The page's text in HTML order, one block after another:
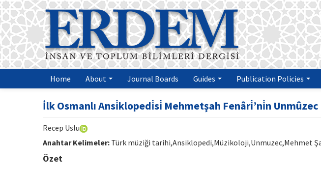
Home About Journal Boards Guides Publication Policies
İlk Osmanlı Ansi̇klopedi̇si̇ Mehmetşah Fenâri̇’ni̇n
Recep Uslu
Anahtar Kelimeler: Türk müziği tarihi,Ansiklopedi,Müzikoloji,Unmuzec,Mehmet
Özet